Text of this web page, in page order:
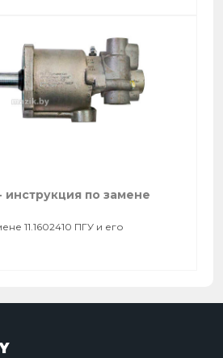
инструкция по замене
11.1602410 ПГУ и его